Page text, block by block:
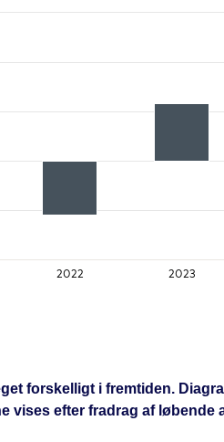
2022 2023
forskelligt i fremtiden.
efter fradrag af løbende